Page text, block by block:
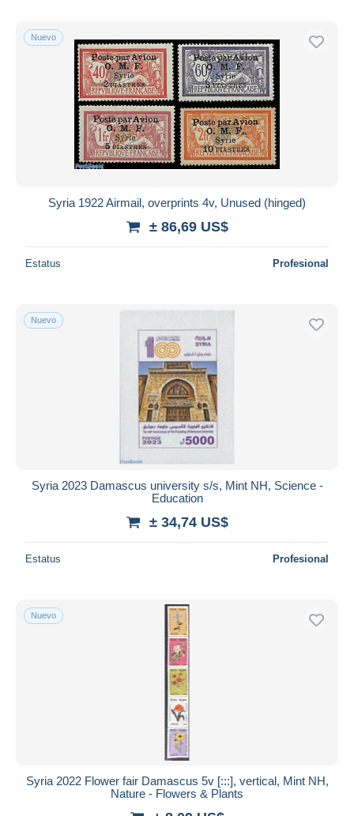
Nuevo
Syria 1922 Airmail, overprints 4v, Unused (hinged)
± 86,69 US$
Estatus Profesional
Nuevo
Syria 2023 Damascus university s/s, Mint NH, Science -
Education
± 34,74 US$
Estatus Profesional
Nuevo
Syria 2022 Flower fair Damascus 5v [:::], vertical, Mint NH,
Nature - Flowers & Plants